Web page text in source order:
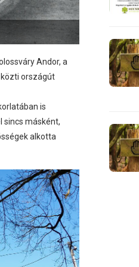
Andor, a
országút
is
sincs másként,
alkotta